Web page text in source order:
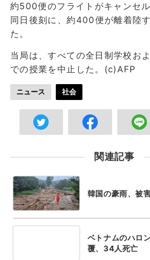
約500便のフライトがキャンセル
同日後刻に、約400便が離着陸
た。
当局は、すべての全日制学校お
での授業を中止した。(c)AFP
ニュース 社会
関連記事
韓国の豪雨、被
ベトナムのハロ
覆、34人死亡